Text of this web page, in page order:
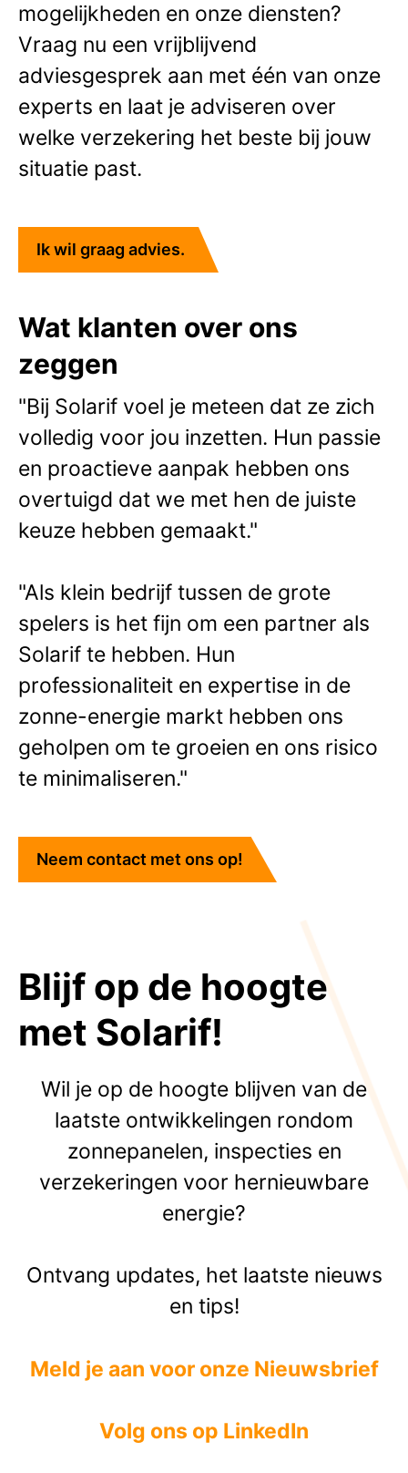
mogelijkheden en onze diensten?
Vraag nu een vrijblijvend
adviesgesprek aan met één van onze
experts en laat je adviseren over
welke verzekering het beste bij jouw
situatie past.
Ik wil graag advies.
Wat klanten over ons
zeggen
"Bij Solarif voel je meteen dat ze zich
volledig voor jou inzetten. Hun passie
en proactieve aanpak hebben ons
overtuigd dat we met hen de juiste
keuze hebben gemaakt."
"Als klein bedrijf tussen de grote
spelers is het fijn om een partner als
Solarif te hebben. Hun
professionaliteit en expertise in de
zonne-energie markt hebben ons
geholpen om te groeien en ons risico
te minimaliseren."
Neem contact met ons op!
Blijf op de hoogte
met Solarif!
Wil je op de hoogte blijven van de
laatste ontwikkelingen rondom
zonnepanelen, inspecties en
verzekeringen voor hernieuwbare
energie?
Ontvang updates, het laatste nieuws
en tips!
Meld je aan voor onze Nieuwsbrief
Volg ons op LinkedIn